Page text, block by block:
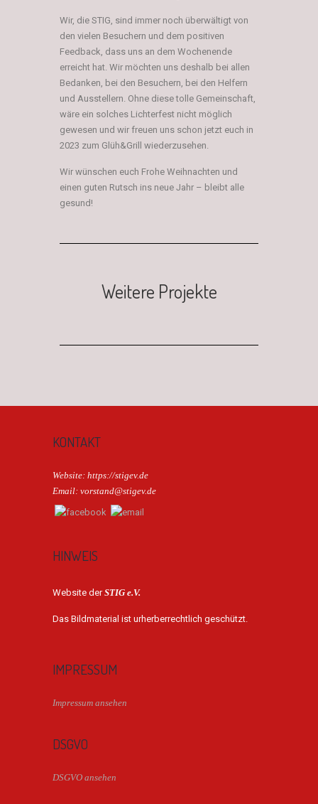
Wir, die STIG, sind immer noch überwältigt von
den vielen Besuchern und dem positiven
Feedback, dass uns an dem Wochenende
erreicht hat. Wir möchten uns deshalb bei allen
Bedanken, bei den Besuchern, bei den Helfern
und Ausstellern. Ohne diese tolle Gemeinschaft,
wäre ein solches Lichterfest nicht möglich
gewesen und wir freuen uns schon jetzt euch in
2023 zum Glüh&Grill wiederzusehen.
Wir wünschen euch Frohe Weihnachten und
einen guten Rutsch ins neue Jahr – bleibt alle
gesund!
Weitere Projekte
KONTAKT
Website: https://stigev.de
Email: vorstand@stigev.de
HINWEIS
Website derSTIG e.V.
Das Bildmaterial ist urherberrechtlich geschützt.
IMPRESSUM
Impressum ansehen
DSGVO
DSGVO ansehen